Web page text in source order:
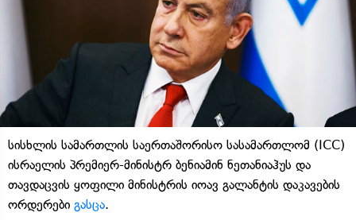
სისხლის სამართლის საერთაშორისო სასამართლომ (ICC)
ისრაელის პრემიერ-მინისტრ ბენიამინ ნეთანიაჰუს და
თავდაცვის ყოფილი მინისტრის იოავ გალანტის დაკავების
ორდერები გასცა.